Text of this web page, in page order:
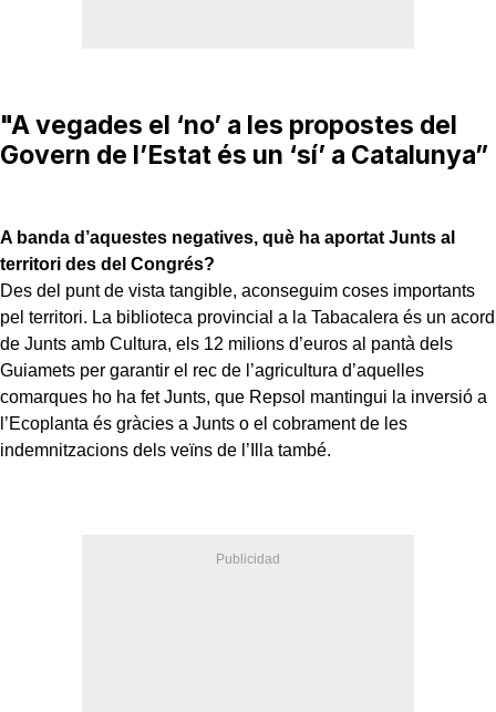
"A vegades el ‘no’ a les propostes del
Govern de l’Estat és un ‘sí’ a Catalunya”
A banda d’aquestes negatives, què ha aportat Junts al
territori des del Congrés?
Des del punt de vista tangible, aconseguim coses importants
pel territori. La biblioteca provincial a la Tabacalera és un acord
de Junts amb Cultura, els 12 milions d’euros al pantà dels
Guiamets per garantir el rec de l’agricultura d’aquelles
comarques ho ha fet Junts, que Repsol mantingui la inversió a
l’Ecoplanta és gràcies a Junts o el cobrament de les
indemnitzacions dels veïns de l’Illa també.